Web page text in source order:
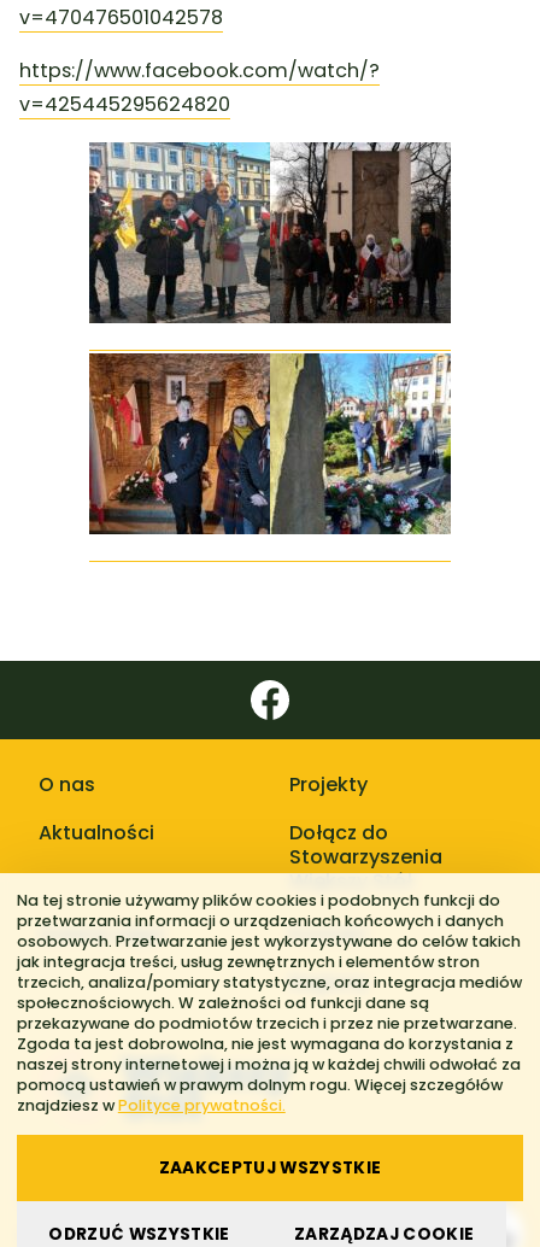
v=470476501042578
https://www.facebook.com/watch/?
v=425445295624820
O nas
Aktualności
Projekty
Dołącz do
Stowarzyszenia
Większy Stół
Galerie zdjęć
Kontakt
Regiony
© 2026 Stowarzyszenie Większy Stół. Wszelkie prawa zastrzeżone.
Polityka prywatności
Na tej stronie używamy plików cookies i podobnych funkcji do
przetwarzania informacji o urządzeniach końcowych i danych
osobowych. Przetwarzanie jest wykorzystywane do celów takich
jak integracja treści, usług zewnętrznych i elementów stron
trzecich, analiza/pomiary statystyczne, oraz integracja mediów
społecznościowych. W zależności od funkcji dane są
przekazywane do podmiotów trzecich i przez nie przetwarzane.
Zgoda ta jest dobrowolna, nie jest wymagana do korzystania z
naszej strony internetowej i można ją w każdej chwili odwołać za
pomocą ustawień w prawym dolnym rogu. Więcej szczegółów
znajdziesz wPolityce prywatności.
ZAAKCEPTUJ WSZYSTKIE
ODRZUĆ WSZYSTKIE ZARZĄDZAJ COOKIE